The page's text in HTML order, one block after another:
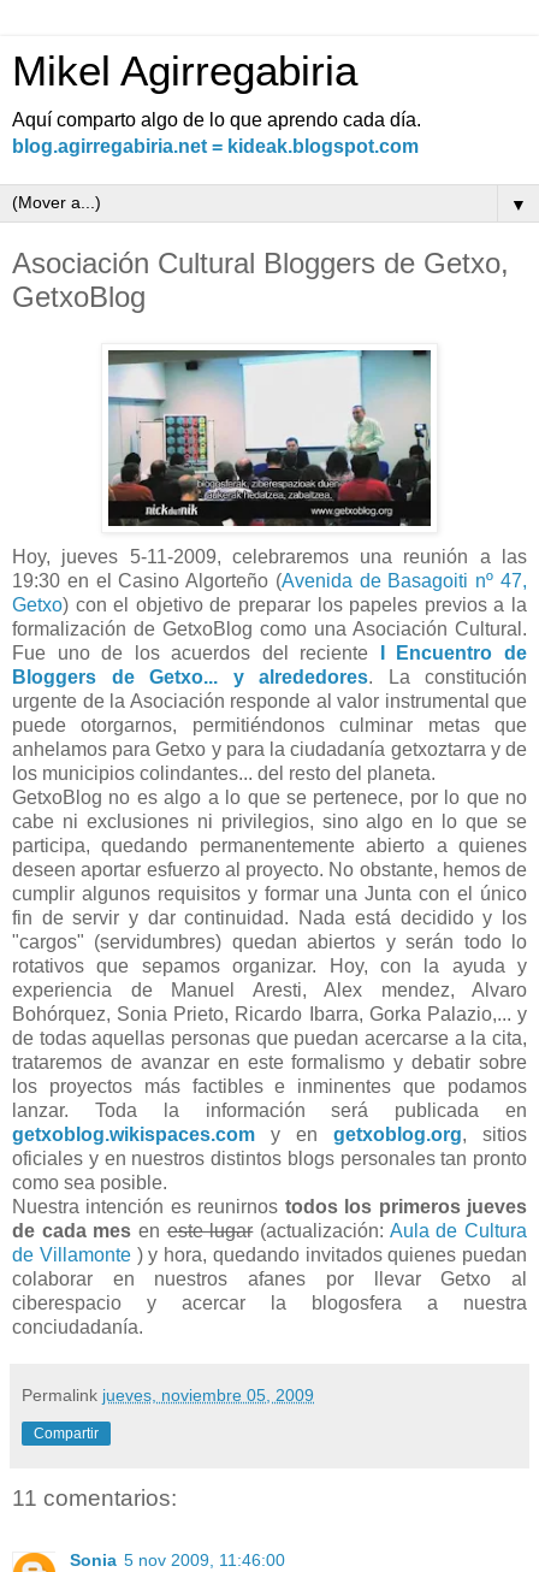
Mikel Agirregabiria
Aquí comparto algo de lo que aprendo cada día.
blog.agirregabiria.net = kideak.blogspot.com
▼
Asociación Cultural Bloggers de Getxo,
GetxoBlog
Hoy, jueves 5-11-2009, celebraremos una reunión a las
19:30 en el Casino Algorteño (Avenida de Basagoiti nº 47,
Getxo) con el objetivo de preparar los papeles previos a la
formalización de GetxoBlog como una Asociación Cultural.
Fue uno de los acuerdos del reciente
I Encuentro de
Bloggers de Getxo... y alrededores. La constitución
urgente de la Asociación responde al valor instrumental que
puede otorgarnos, permitiéndonos culminar metas que
anhelamos para Getxo y para la ciudadanía getxoztarra y de
los municipios colindantes... del resto del planeta.
GetxoBlog no es algo a lo que se pertenece, por lo que no
cabe ni exclusiones ni privilegios, sino algo en lo que se
participa, quedando permanentemente abierto a quienes
deseen aportar esfuerzo al proyecto. No obstante, hemos de
cumplir algunos requisitos y formar una Junta con el único
fin de servir y dar continuidad. Nada está decidido y los
"cargos" (servidumbres) quedan abiertos y serán todo lo
rotativos que sepamos organizar. Hoy, con la ayuda y
experiencia de Manuel Aresti, Alex mendez, Alvaro
Bohórquez, Sonia Prieto, Ricardo Ibarra, Gorka Palazio,... y
de todas aquellas personas que puedan acercarse a la cita,
trataremos de avanzar en este formalismo y debatir sobre
los proyectos más factibles e inminentes que podamos
lanzar. Toda la información será publicada en
getxoblog.wikispaces.com y en getxoblog.org, sitios
oficiales y en nuestros distintos blogs personales tan pronto
como sea posible.
Nuestra intención es reunirnos todos los primeros jueves
de cada mes eneste lugar(actualización: Aula de Cultura
de Villamonte) y hora, quedando invitados quienes puedan
colaborar en nuestros afanes por llevar Getxo al
ciberespacio y acercar la blogosfera a nuestra
conciudadanía.
Permalink jueves, noviembre 05, 2009
Compartir
11 comentarios:
Sonia 5 nov 2009, 11:46:00